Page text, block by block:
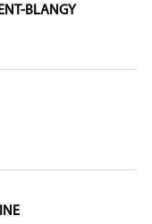
BLANGY